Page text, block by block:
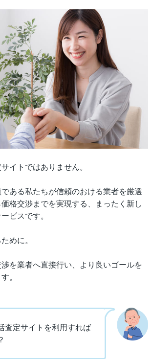
イトではありません。
ある私たちが信頼のおける業者を厳選
格交渉までを実現する、まったく新し
ビスです。
めに。
を業者へ直接行い、より良いゴールを
。
査定サイトを利用すれば